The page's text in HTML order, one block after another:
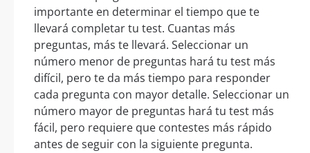
importante en determinar el tiempo que te
llevará completar tu test. Cuantas más
preguntas, más te llevará. Seleccionar un
número menor de preguntas hará tu test más
difícil, pero te da más tiempo para responder
cada pregunta con mayor detalle. Seleccionar un
número mayor de preguntas hará tu test más
fácil, pero requiere que contestes más rápido
antes de seguir con la siguiente pregunta.